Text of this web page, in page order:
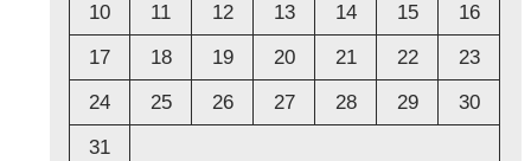
10
11 12 13 14 15
16
17
18 19 20 21 22
23
24
25 26 27 28 29
30
31